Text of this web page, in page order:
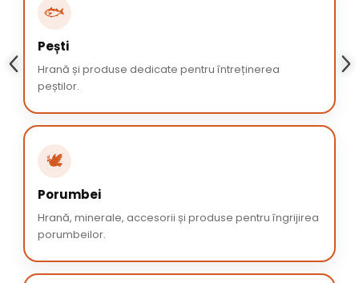
🐟
Pești
Hrană și produse dedicate pentru întreținerea
peștilor.
🕊️
Porumbei
Hrană, minerale, accesorii și produse pentru îngrijirea
porumbeilor.